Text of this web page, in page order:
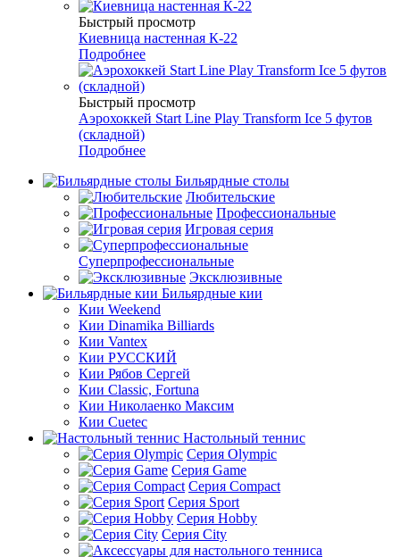
Быстрый просмотр
Киевница настенная К-22
Подробнее
Быстрый просмотр
Аэрохоккей Start Line Play Transform Ice 5 футов
(складной)
Подробнее
Бильярдные столы
Любительские
Профессиональные
Игровая серия
Суперпрофессиональные
Эксклюзивные
Бильярдные кии
Кии Weekend
Кии Dinamika Billiards
Кии Vantex
Кии РУССКИЙ
Кии Рябов Сергей
Кии Classic, Fortuna
Кии Николаенко Максим
Кии Cuetec
Настольный теннис
Серия Olympic
Серия Game
Серия Compact
Серия Sport
Серия Hobby
Серия City